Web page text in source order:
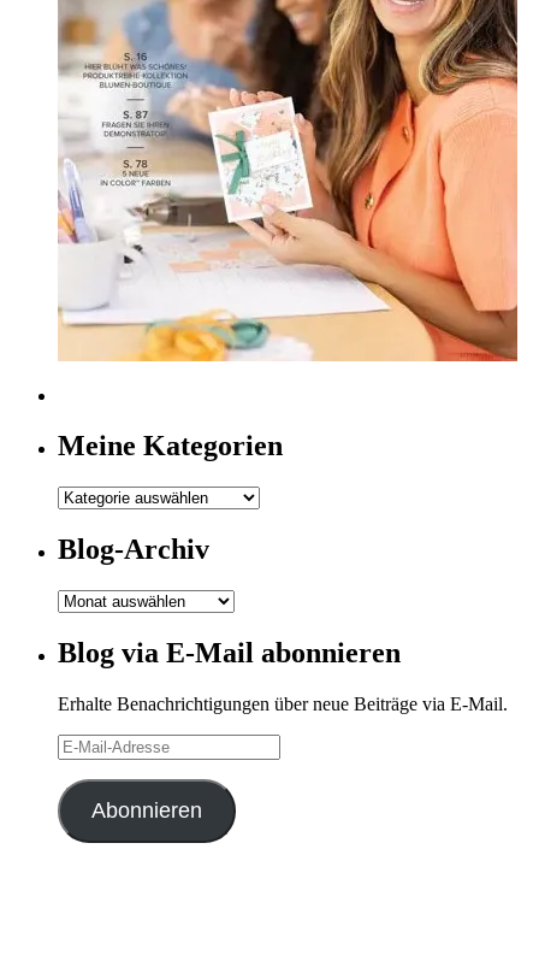
Meine Kategorien
Meine
Blog-Archiv
Blog-
Blog via E-Mail abonnieren
Erhalte Benachrichtigungen über neue Beiträge via E-Mail.
E-
Mail-
Adresse
Abonnieren